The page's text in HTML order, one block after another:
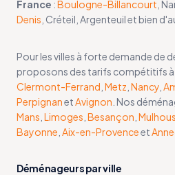
France :Boulogne-Billancourt ,
Denis , Créteil, Argenteuil et bien
Pour les villes à forte demande de
proposons des tarifs compétitifs à
Clermont-Ferrand Metz Nancy
PerpignanetAvignon . Nos
Mans Limoges Besançon
Bayonne Aix-en-Provenceet
Déménageurs par ville